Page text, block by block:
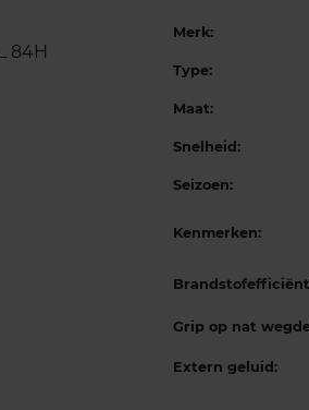
Merk:
Type:
Maat:
Snelheid:
Seizoen:
Kenmerken:
Grip op nat
Extern geluid: